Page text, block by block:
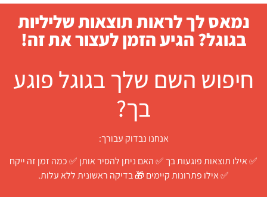
נמאס לך לראות תוצאות שליליות
בגוגל? הגיע הזמן לעצור את זה!
חיפוש השם שלך בגוגל פוגע
בך?
אנחנו נבדוק עבורך:
✅ אילו תוצאות פוגעות בך ✅ האם ניתן להסיר אותן ✅ כמה זמן זה ייקח
✅ אילו פתרונות קיימים 🎁 בדיקה ראשונית ללא עלות.